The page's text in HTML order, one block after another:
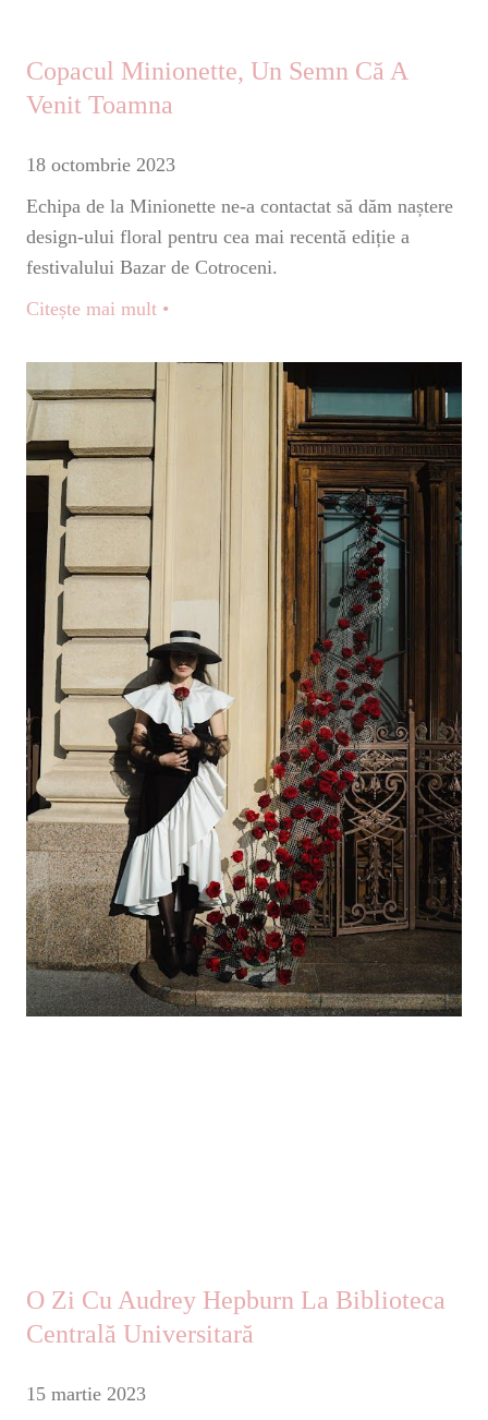
Copacul Minionette, Un Semn Că A
Venit Toamna
18 octombrie 2023
Echipa de la Minionette ne-a contactat să dăm naștere
design-ului floral pentru cea mai recentă ediție a
festivalului Bazar de Cotroceni.
Citește mai mult •
O Zi Cu Audrey Hepburn La Biblioteca
Centrală Universitară
15 martie 2023